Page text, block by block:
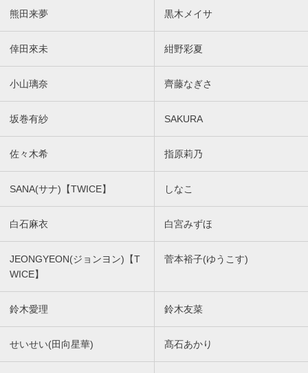
熊田来夢 黒木メイサ
倖田來未 紺野彩夏
小山璃奈 齊藤なぎさ
坂巻有紗 SAKURA
佐々木希 指原莉乃
SANA(サナ)【TWICE】 しなこ
白石麻衣 白宮みずほ
JEONGYEON(ジョンヨン)【T
WICE】
菅本裕子(ゆうこす)
鈴木愛理 鈴木友菜
せいせい(田向星華) 髙石あかり